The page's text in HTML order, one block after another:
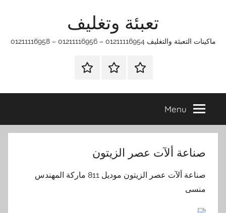
تعبئة وتغليف
ماكينات التعبئة والتغليف 01211116954 – 01211116956 – 01211116958
الرئيسيةماكينات
وتغليف
اتـصـل
في
التي
Menu
‫صناعة ألآت عصر الزيتون‬
‫صناعة ألآت عصر الزيتون‬ موديل 811 ماركة المهندس
منسى